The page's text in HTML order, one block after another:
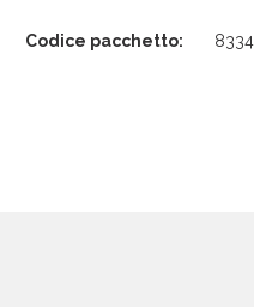
Codice pacchetto: